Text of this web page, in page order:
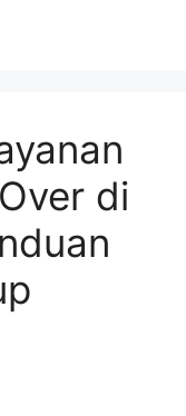
di